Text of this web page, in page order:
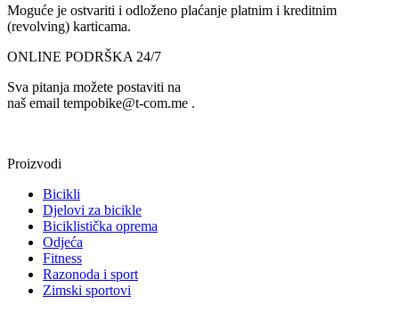
Moguće je ostvariti i odloženo plaćanje platnim i kreditnim
(revolving) karticama.
ONLINE PODRŠKA 24/7
Sva pitanja možete postaviti na
naš email tempobike@t-com.me .
Proizvodi
Bicikli
Djelovi za bicikle
Biciklistička oprema
Odjeća
Fitness
Razonoda i sport
Zimski sportovi